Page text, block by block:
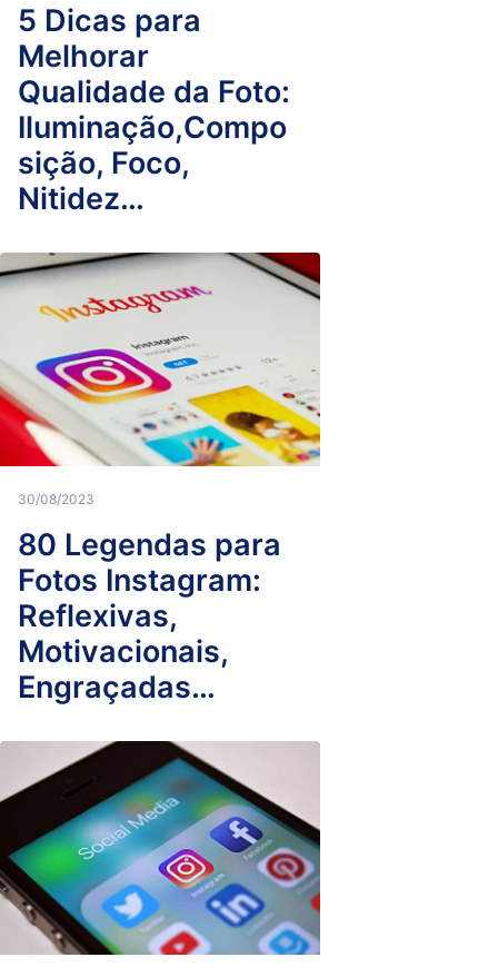
5 Dicas para
Melhorar
Qualidade da Foto:
Iluminação,Compo
sição, Foco,
Nitidez…
30/08/2023
80 Legendas para
Fotos Instagram:
Reflexivas,
Motivacionais,
Engraçadas…